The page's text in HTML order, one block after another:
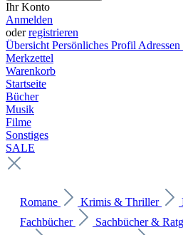
Ihr Konto
Anmelden
oderregistrieren
Übersicht Persönliches Profil Adressen
Merkzettel
Warenkorb
Startseite
Bücher
Musik
Filme
Sonstiges
SALE
Romane Krimis & Thriller
Fachbücher
Sachbücher &